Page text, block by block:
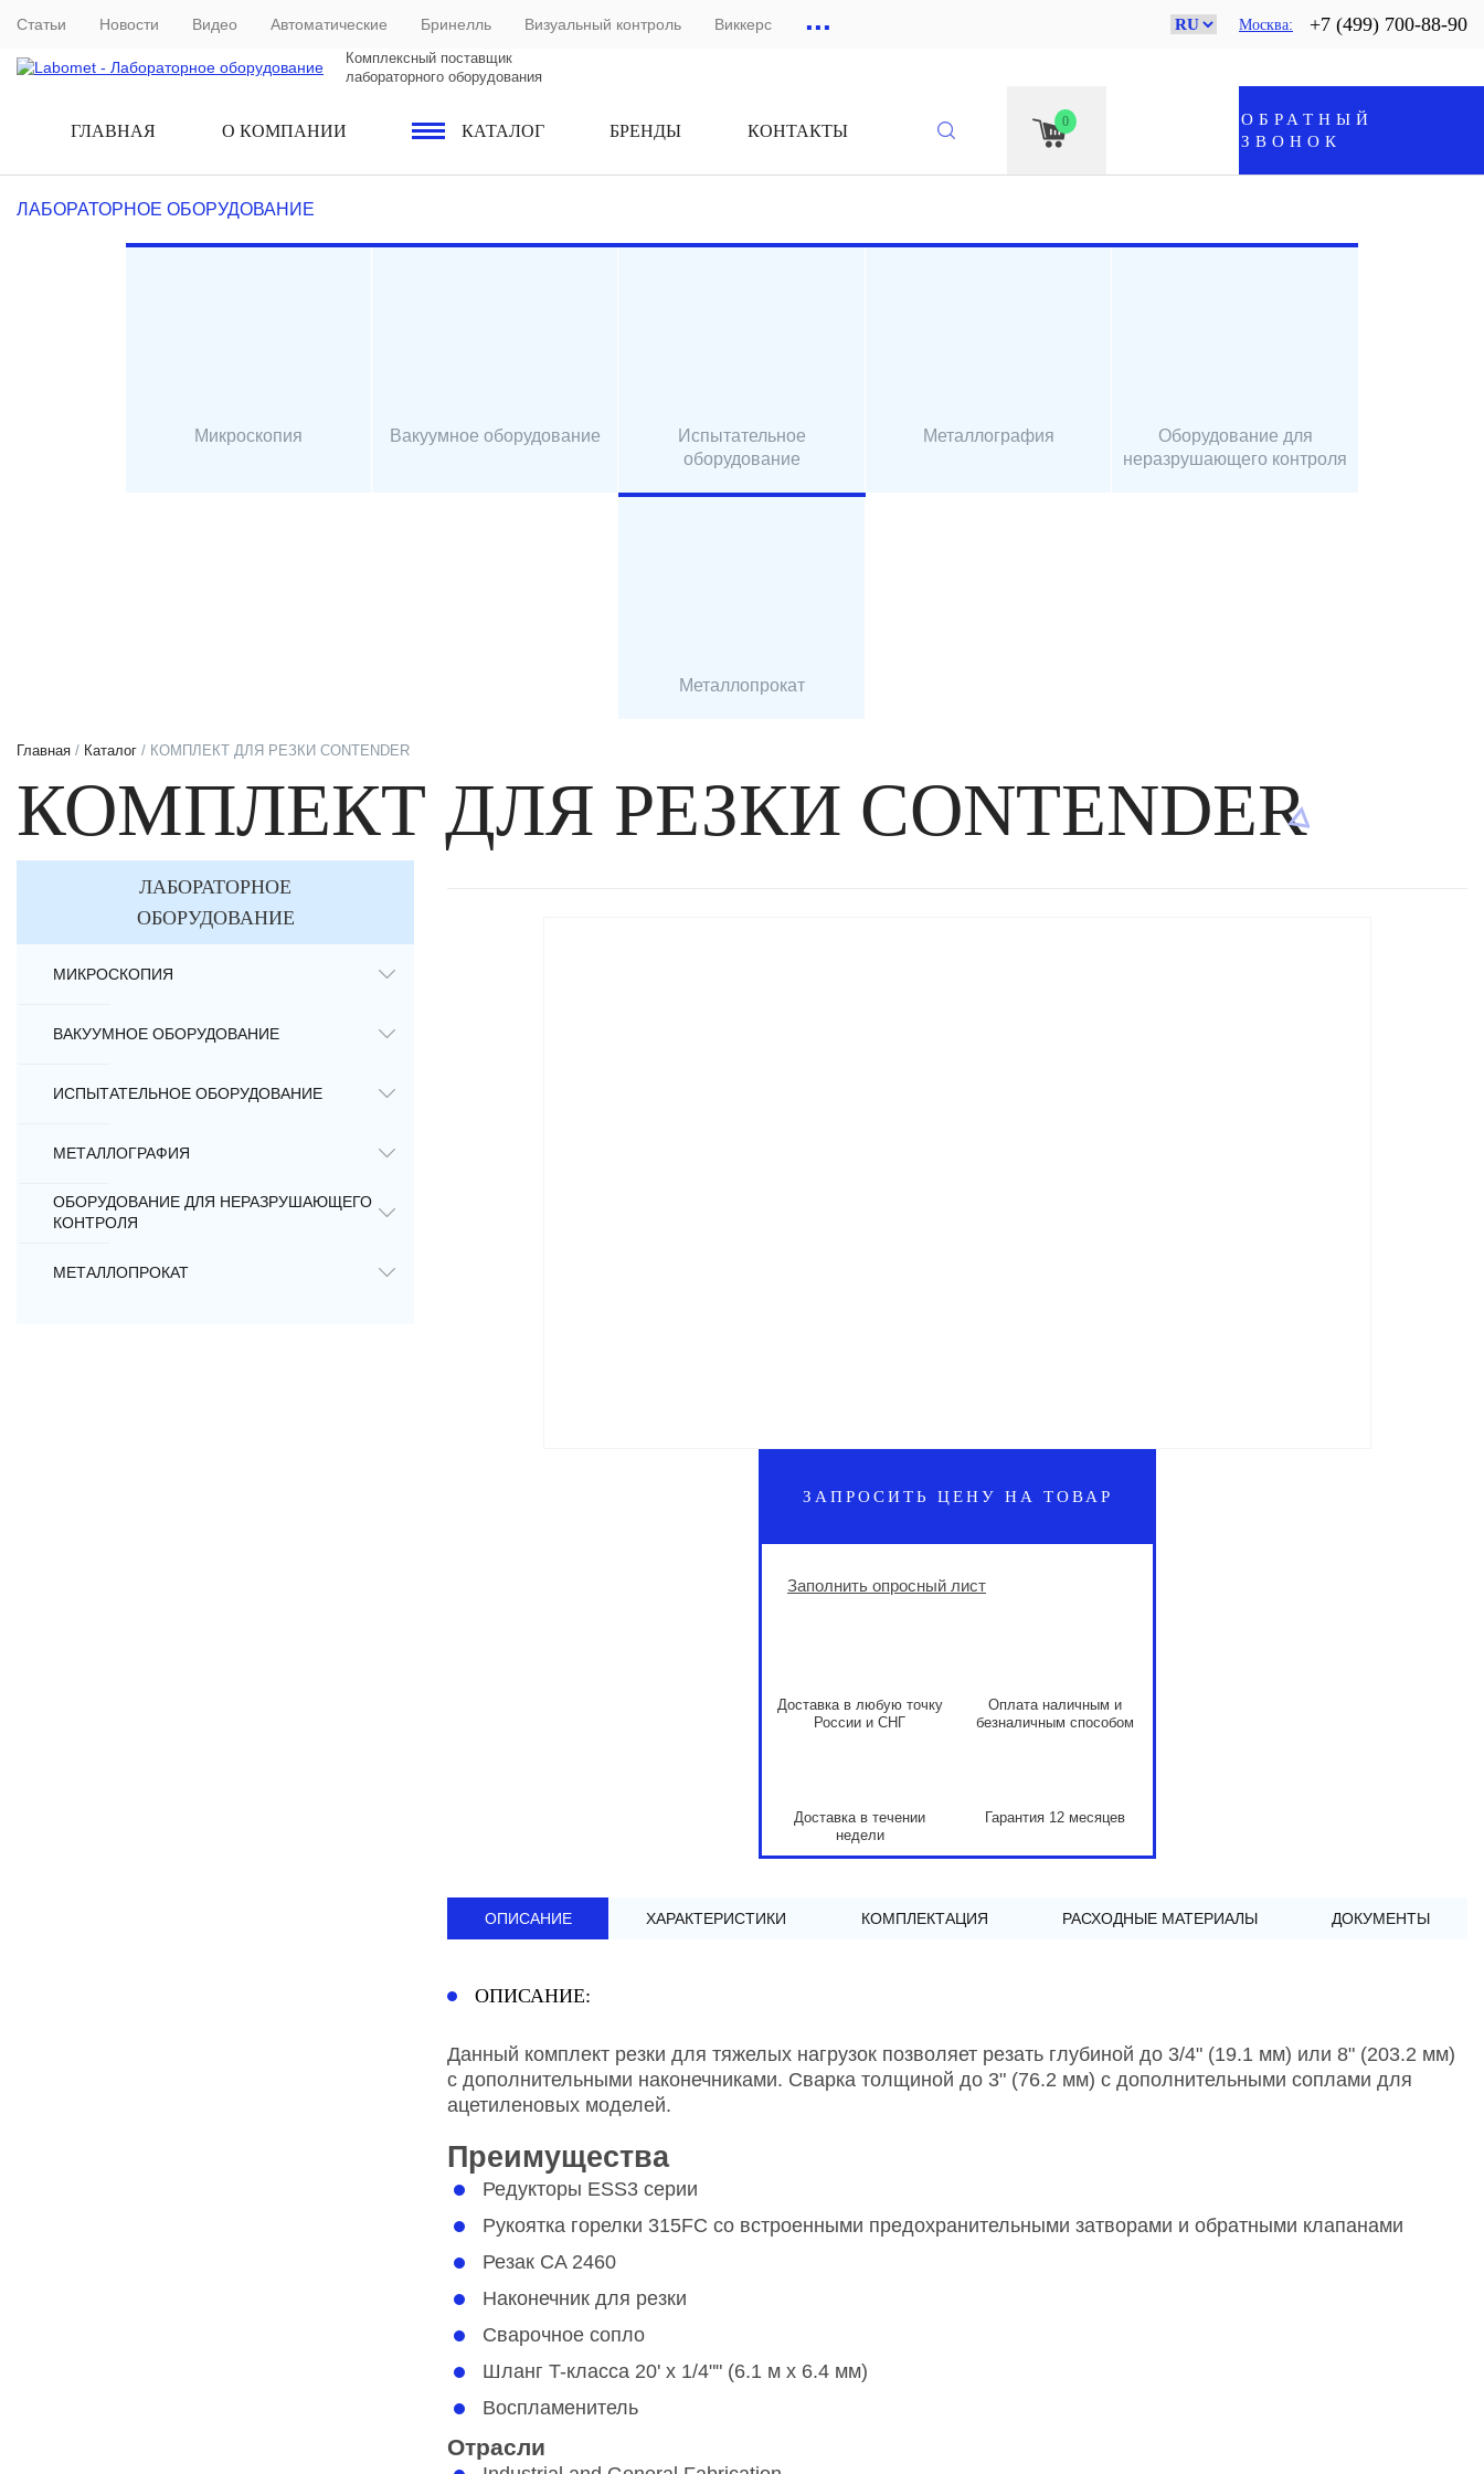
Статьи Новости Видео Автоматические Бринелль Визуальный контроль Виккерс ... Москва +7 (499) 700-88-90
Комплексный поставщик
лабораторного оборудования
ГЛАВНАЯ О КОМПАНИИ КАТАЛОГ БРЕНДЫ КОНТАКТЫ 0
ОБРАТНЫЙ
ЗВОНОК
ЛАБОРАТОРНОЕ ОБОРУДОВАНИЕ
Микроскопия Вакуумное оборудование
Испытательное
оборудование
Металлография
Оборудование для
неразрушающего контроля
Металлопрокат
Главная / Каталог / КОМПЛЕКТ ДЛЯ РЕЗКИ CONTENDER
КОМПЛЕКТ ДЛЯ РЕЗКИ CONTENDER
ЗАПРОСИТЬ ЦЕНУ НА ТОВАР
Заполнить опросный лист
Доставка в любую точку
России и СНГ
Оплата наличным и
безналичным способом
Доставка в течении
недели
Гарантия 12 месяцев
ОПИСАНИЕ ХАРАКТЕРИСТИКИ КОМПЛЕКТАЦИЯ РАСХОДНЫЕ МАТЕРИАЛЫ ДОКУМЕНТЫ
ОПИСАНИЕ:
Данный комплект резки для тяжелых нагрузок позволяет резать глубиной до 3/4" (19.1 мм) или 8" (203.2 мм)
с дополнительными наконечниками. Сварка толщиной до 3" (76.2 мм) с дополнительными соплами для
ацетиленовых моделей.
Преимущества
Редукторы ESS3 серии
Рукоятка горелки 315FC со встроенными предохранительными затворами и обратными клапанами
Резак CA 2460
Наконечник для резки
Сварочное сопло
Шланг T-класса 20' x 1/4"" (6.1 м x 6.4 мм)
Воспламенитель
Отрасли
ЛАБОРАТОРНОЕ
ОБОРУДОВАНИЕ
МИКРОСКОПИЯ
ВАКУУМНОЕ ОБОРУДОВАНИЕ
ИСПЫТАТЕЛЬНОЕ ОБОРУДОВАНИЕ
МЕТАЛЛОГРАФИЯ
ОБОРУДОВАНИЕ ДЛЯ НЕРАЗРУШАЮЩЕГО
КОНТРОЛЯ
МЕТАЛЛОПРОКАТ